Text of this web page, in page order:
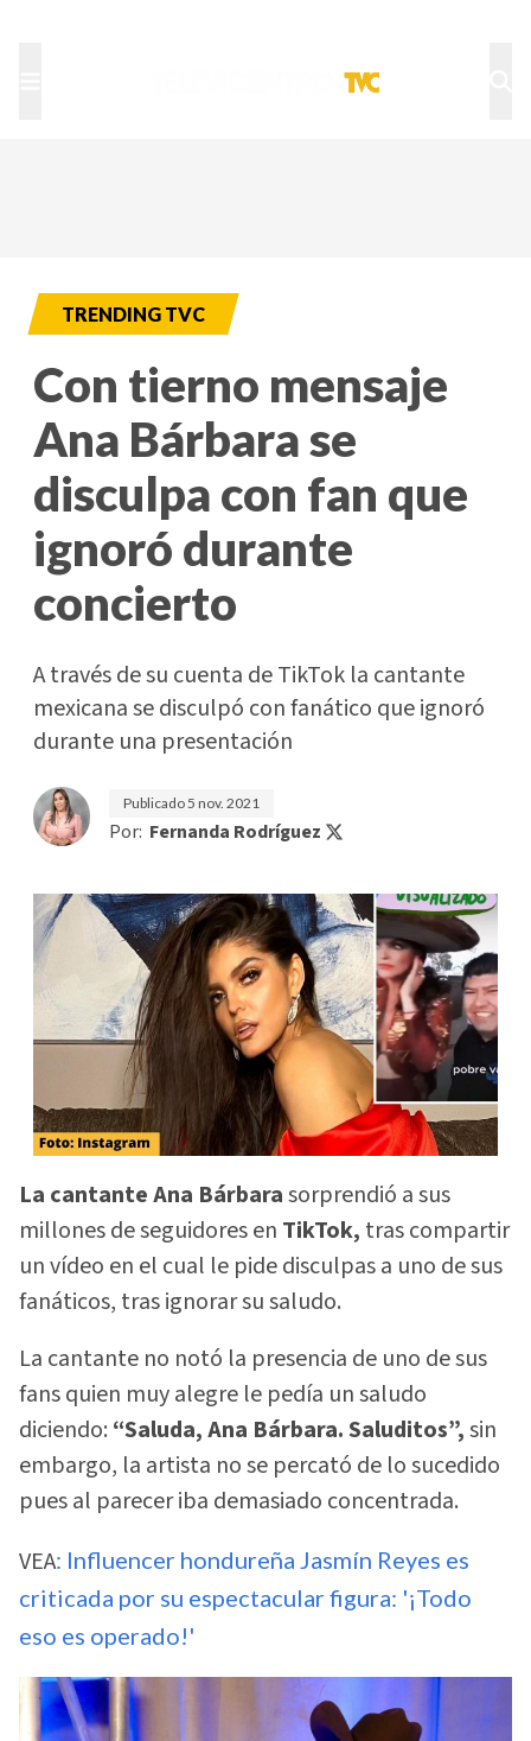
TRENDING TVC
Con tierno mensaje
Ana Bárbara se
disculpa con fan que
ignoró durante
concierto
A través de su cuenta de TikTok la cantante
mexicana se disculpó con fanático que ignoró
durante una presentación
Publicado5 nov. 2021
Por: Fernanda Rodríguez
La cantante Ana Bárbarasorprendió a sus
millones de seguidores en TikTok, tras compartir
un vídeo en el cual le pide disculpas a uno de sus
fanáticos, tras ignorar su saludo.
La cantante no notó la presencia de uno de sus
fans quien muy alegre le pedía un saludo
diciendo: “Saluda, Ana Bárbara. Saluditos”,sin
embargo, la artista no se percató de lo sucedido
pues al parecer iba demasiado concentrada.
VEA: Influencer hondureña Jasmín Reyes es
criticada por su espectacular figura: '¡Todo
eso es operado!'